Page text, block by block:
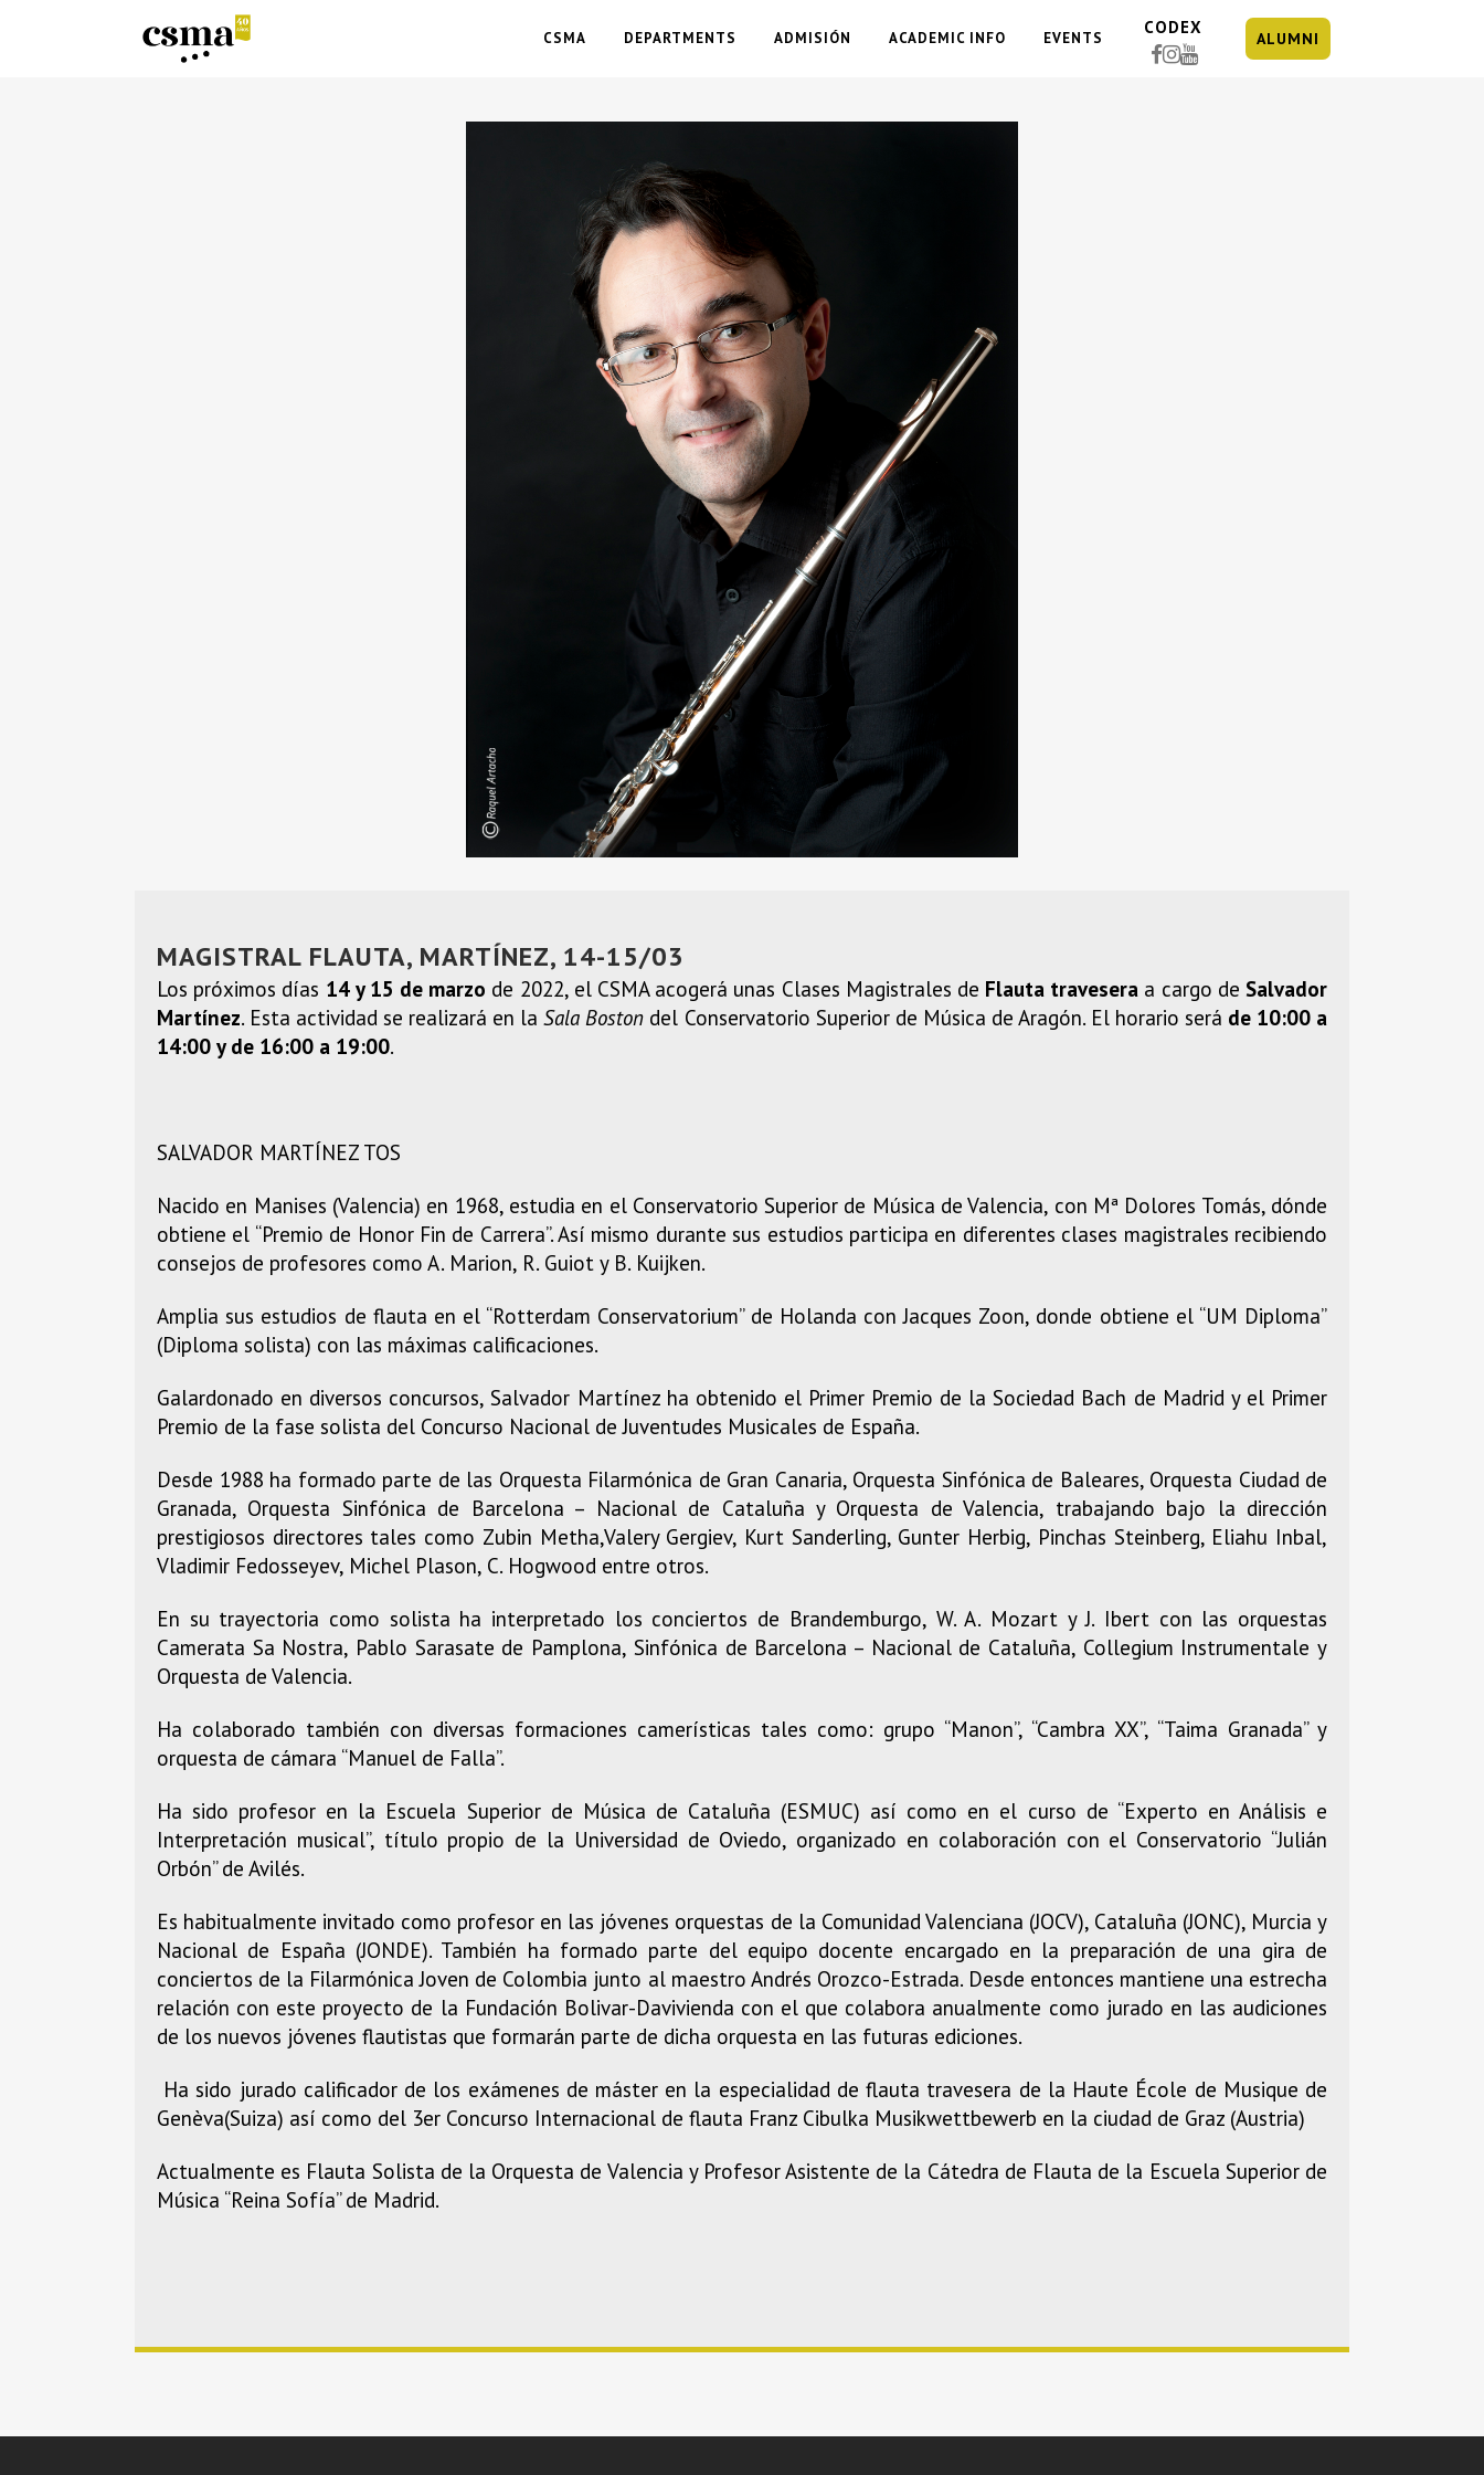
CSMA DEPARTMENTS ADMISIÓN ACADEMIC INFO EVENTS
CODEX
ALUMNI
MAGISTRAL FLAUTA, MARTÍNEZ, 14-15/03
Los próximos días 14 y 15 de marzo de 2022, el CSMA acogerá unas Clases Magistrales de Flauta travesera a cargo de Salvador
Martínez. Esta actividad se realizará en laSala Boston del Conservatorio Superior de Música de Aragón. El horario será de 10:00 a
14:00 y de 16:00 a 19:00.
SALVADOR MARTÍNEZ TOS
Nacido en Manises (Valencia) en 1968, estudia en el Conservatorio Superior de Música de Valencia, con Mª Dolores Tomás, dónde
obtiene el “Premio de Honor Fin de Carrera”. Así mismo durante sus estudios participa en diferentes clases magistrales recibiendo
consejos de profesores como A. Marion, R. Guiot y B. Kuijken.
Amplia sus estudios de flauta en el “Rotterdam Conservatorium” de Holanda con Jacques Zoon, donde obtiene el “UM Diploma”
(Diploma solista) con las máximas calificaciones.
Galardonado en diversos concursos, Salvador Martínez ha obtenido el Primer Premio de la Sociedad Bach de Madrid y el Primer
Premio de la fase solista del Concurso Nacional de Juventudes Musicales de España.
Desde 1988 ha formado parte de las Orquesta Filarmónica de Gran Canaria, Orquesta Sinfónica de Baleares, Orquesta Ciudad de
Granada, Orquesta Sinfónica de Barcelona – Nacional de Cataluña y Orquesta de Valencia, trabajando bajo la dirección
prestigiosos directores tales como Zubin Metha,Valery Gergiev, Kurt Sanderling, Gunter Herbig, Pinchas Steinberg, Eliahu Inbal,
Vladimir Fedosseyev, Michel Plason, C. Hogwood entre otros.
En su trayectoria como solista ha interpretado los conciertos de Brandemburgo, W. A. Mozart y J. Ibert con las orquestas
Camerata Sa Nostra, Pablo Sarasate de Pamplona, Sinfónica de Barcelona – Nacional de Cataluña, Collegium Instrumentale y
Orquesta de Valencia.
Ha colaborado también con diversas formaciones camerísticas tales como: grupo “Manon”, “Cambra XX”, “Taima Granada” y
orquesta de cámara “Manuel de Falla”.
Ha sido profesor en la Escuela Superior de Música de Cataluña (ESMUC) así como en el curso de “Experto en Análisis e
Interpretación musical”, título propio de la Universidad de Oviedo, organizado en colaboración con el Conservatorio “Julián
Orbón” de Avilés.
Es habitualmente invitado como profesor en las jóvenes orquestas de la Comunidad Valenciana (JOCV), Cataluña (JONC), Murcia y
Nacional de España (JONDE). También ha formado parte del equipo docente encargado en la preparación de una gira de
conciertos de la Filarmónica Joven de Colombia junto al maestro Andrés Orozco-Estrada. Desde entonces mantiene una estrecha
relación con este proyecto de la Fundación Bolivar-Davivienda con el que colabora anualmente como jurado en las audiciones
de los nuevos jóvenes flautistas que formarán parte de dicha orquesta en las futuras ediciones.
Ha sido jurado calificador de los exámenes de máster en la especialidad de flauta travesera de la Haute École de Musique de
Genèva(Suiza) así como del 3er Concurso Internacional de flauta Franz Cibulka Musikwettbewerb en la ciudad de Graz (Austria)
Actualmente es Flauta Solista de la Orquesta de Valencia y Profesor Asistente de la Cátedra de Flauta de la Escuela Superior de
Música “Reina Sofía” de Madrid.